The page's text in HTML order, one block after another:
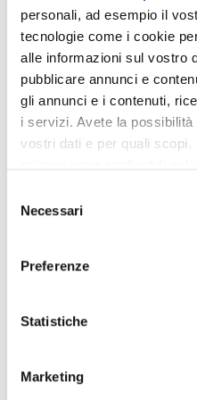
personali, ad esempio il
tecnologie come i cookie
alle informazioni sul vostro
pubblicare annunci e
gli annunci e i contenuti,
i servizi. Avete la
vostri dati e per quali
modificare o revocare il
momento dalla
raccogliere informazioni
geografica, con
Identificare il tuo
delNecessari
Preferenze
Statistiche
Marketing
Integratori per dimagrire
Amin 21 K al cacao - 21
bustine
32,00 €55,18 €